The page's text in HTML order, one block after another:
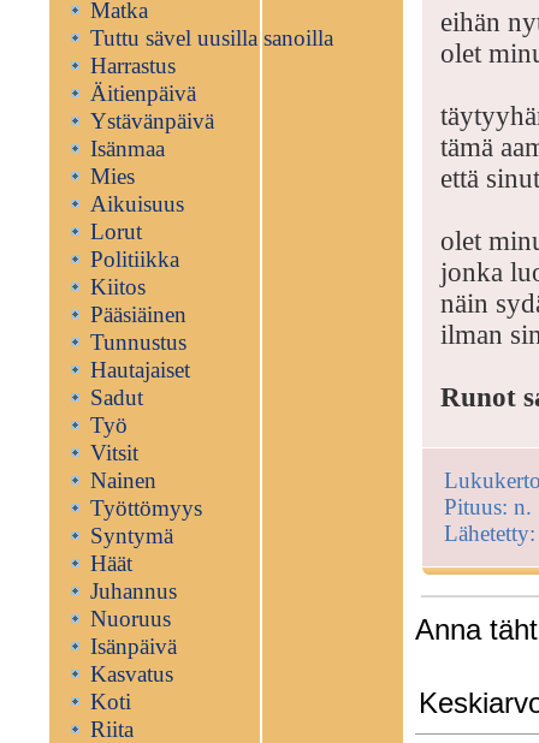
Matka
Tuttu sävel uusilla sanoilla
Harrastus
Äitienpäivä
Ystävänpäivä
Isänmaa
Mies
Aikuisuus
Lorut
Politiikka
Kiitos
Pääsiäinen
Tunnustus
Hautajaiset
Sadut
Työ
Vitsit
Nainen
Työttömyys
Syntymä
Häät
Juhannus
Nuoruus
Isänpäivä
Kasvatus
Koti
Riita
eihän
olet
tämä
että
olet
jonka
näin
ilman
Runot
Pituus: n.
Anna